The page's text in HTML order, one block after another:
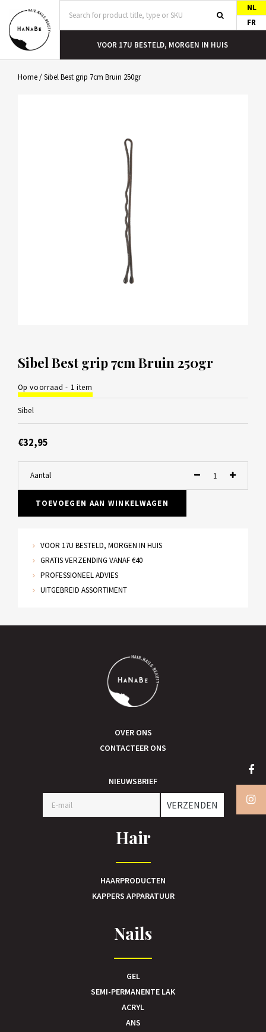
NL
FR
VOOR 17U BESTELD, MORGEN IN HUIS
Home/Sibel Best grip 7cm Bruin 250gr
Sibel Best grip 7cm Bruin 250gr
Op voorraad - 1 item
Sibel
€32,95
Aantal
TOEVOEGEN AAN WINKELWAGEN
VOOR 17U BESTELD, MORGEN IN HUIS
GRATIS VERZENDING VANAF €40
PROFESSIONEEL ADVIES
UITGEBREID ASSORTIMENT
OVER ONS
CONTACTEER ONS
NIEUWSBRIEF
VERZENDEN
Hair
HAARPRODUCTEN
KAPPERS APPARATUUR
Nails
GEL
SEMI-PERMANENTE LAK
ACRYL
ANS